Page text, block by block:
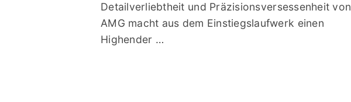
Detailverliebtheit und Präzisionsversessenheit von
AMG macht aus dem Einstiegslaufwerk einen
Highender …